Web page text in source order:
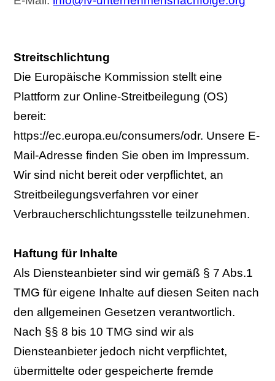
Streitschlichtung
Die Europäische Kommission stellt eine
Plattform zur Online-Streitbeilegung (OS)
bereit:
https://ec.europa.eu/consumers/odr. Unsere E-
Mail-Adresse finden Sie oben im Impressum.
Wir sind nicht bereit oder verpflichtet, an
Streitbeilegungsverfahren vor einer
Verbraucherschlichtungsstelle teilzunehmen.
Haftung für Inhalte
Als Diensteanbieter sind wir gemäß § 7 Abs.1
TMG für eigene Inhalte auf diesen Seiten nach
den allgemeinen Gesetzen verantwortlich.
Nach §§ 8 bis 10 TMG sind wir als
Diensteanbieter jedoch nicht verpflichtet,
übermittelte oder gespeicherte fremde